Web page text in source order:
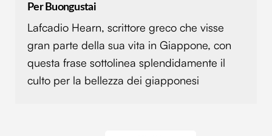
Per Buongustai
Lafcadio Hearn, scrittore greco che visse
gran parte della sua vita in Giappone, con
questa frase sottolinea splendidamente il
culto per la bellezza dei giapponesi